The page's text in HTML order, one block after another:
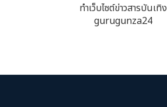
ทำเว็บไซต์ข่าวสารบันเทิง
gurugunza24